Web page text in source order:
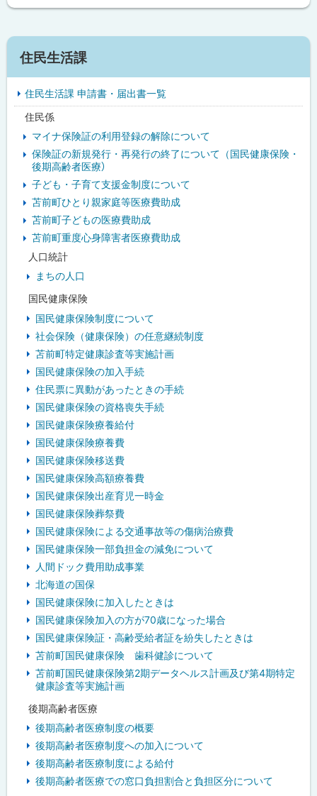
サ
イ
ド
住民生活課
住民生活課 申請書・届出書一覧
住民係
マイナ保険証の利用登録の解除について
保険証の新規発行・再発行の終了について（国民健康保険・
後期高齢者医療）
子ども・子育て支援金制度について
苫前町ひとり親家庭等医療費助成
苫前町子どもの医療費助成
苫前町重度心身障害者医療費助成
人口統計
まちの人口
国民健康保険
国民健康保険制度について
社会保険（健康保険）の任意継続制度
苫前町特定健康診査等実施計画
国民健康保険の加入手続
住民票に異動があったときの手続
国民健康保険の資格喪失手続
国民健康保険療養給付
国民健康保険療養費
国民健康保険移送費
国民健康保険高額療養費
国民健康保険出産育児一時金
国民健康保険葬祭費
国民健康保険による交通事故等の傷病治療費
国民健康保険一部負担金の減免について
人間ドック費用助成事業
北海道の国保
国民健康保険に加入したときは
国民健康保険加入の方が70歳になった場合
国民健康保険証・高齢受給者証を紛失したときは
苫前町国民健康保険 歯科健診について
苫前町国民健康保険第2期データヘルス計画及び第4期特定
健康診査等実施計画
後期高齢者医療
後期高齢者医療制度の概要
後期高齢者医療制度への加入について
後期高齢者医療制度による給付
後期高齢者医療での窓口負担割合と負担区分について